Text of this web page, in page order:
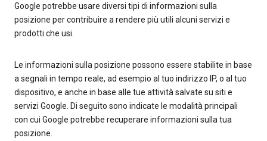
Google potrebbe usare diversi tipi di informazioni sulla
posizione per contribuire a rendere più utili alcuni servizi e
prodotti che usi.
Le informazioni sulla posizione possono essere stabilite in base
a segnali in tempo reale, ad esempio al tuo indirizzo IP, o al tuo
dispositivo, e anche in base alle tue attività salvate su siti e
servizi Google. Di seguito sono indicate le modalità principali
con cui Google potrebbe recuperare informazioni sulla tua
posizione.